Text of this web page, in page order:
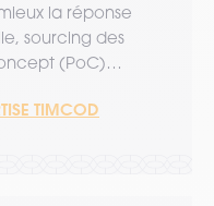
la réponse
sourcing des
(PoC)…
TIMCOD